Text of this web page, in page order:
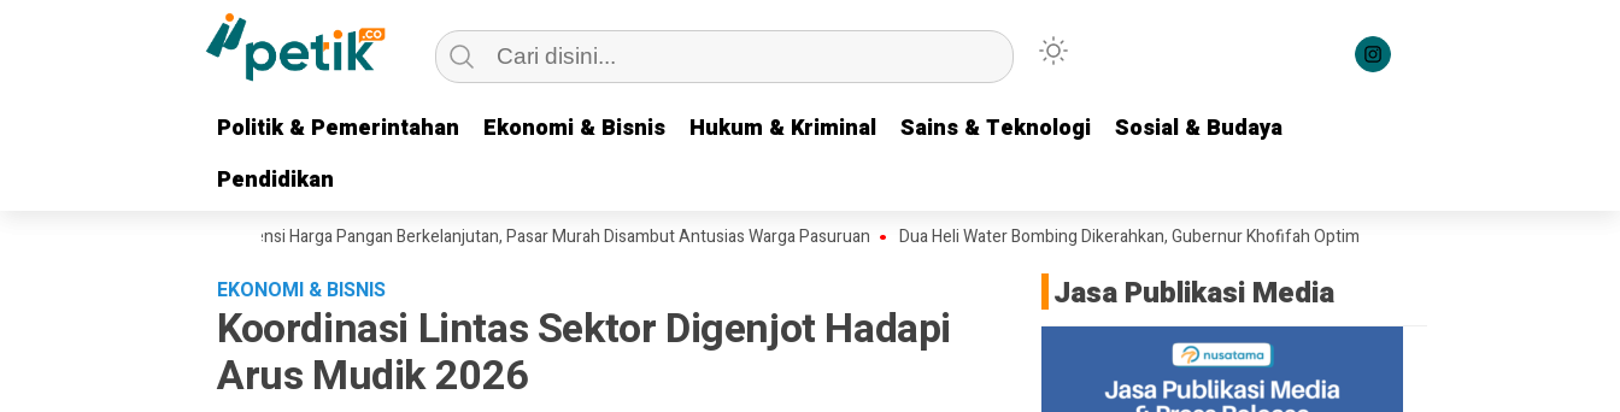
Politik & Pemerintahan Ekonomi & Bisnis Hukum & Kriminal Sains & Teknologi
Sosial & Budaya
Pendidikan
Politik & Pemerintahan Ekonomi & Bisnis Hukum & Kriminal Sains & Teknologi
Sosial & Budaya
Pendidikan
Khofifah Pastikan Intervensi Harga Pangan Berkelanjutan, Pasar Murah Disambut Antusias Warga Pasuruan Dua Heli Water Bombing Dikerahkan, Gubernur Khofifah Optimistis Karhutla Bromo Segera Dipadamkan
EKONOMI & BISNIS
Koordinasi Lintas Sektor Digenjot Hadapi
Arus Mudik 2026
Jasa Publikasi Media